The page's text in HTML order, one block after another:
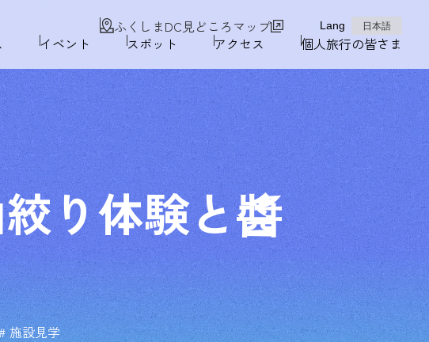
ふくしまDC見どころマップ Lang 日本語
イベント スポット アクセス 個人旅行の皆さま
り体験と醬
施設見学